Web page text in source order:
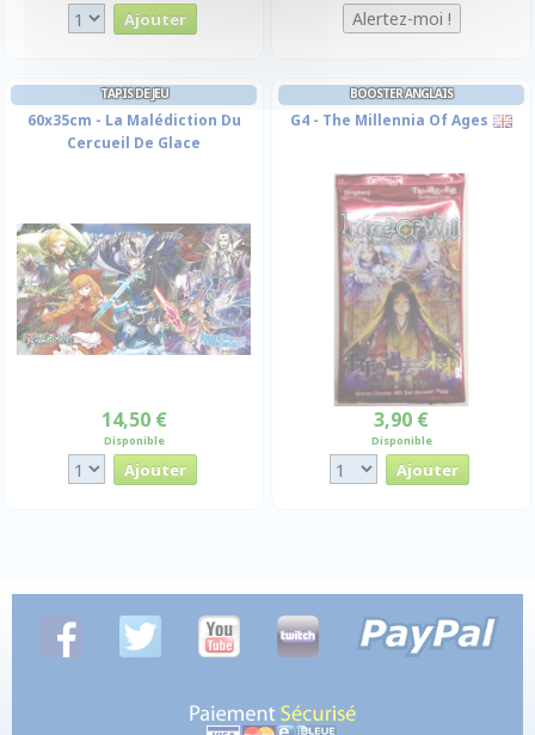
TAPIS DE JEU
60x35cm - La Malédiction Du
Cercueil De Glace
14,50 €
Disponible
BOOSTER ANGLAIS
G4 - The Millennia Of Ages
3,90 €
Disponible